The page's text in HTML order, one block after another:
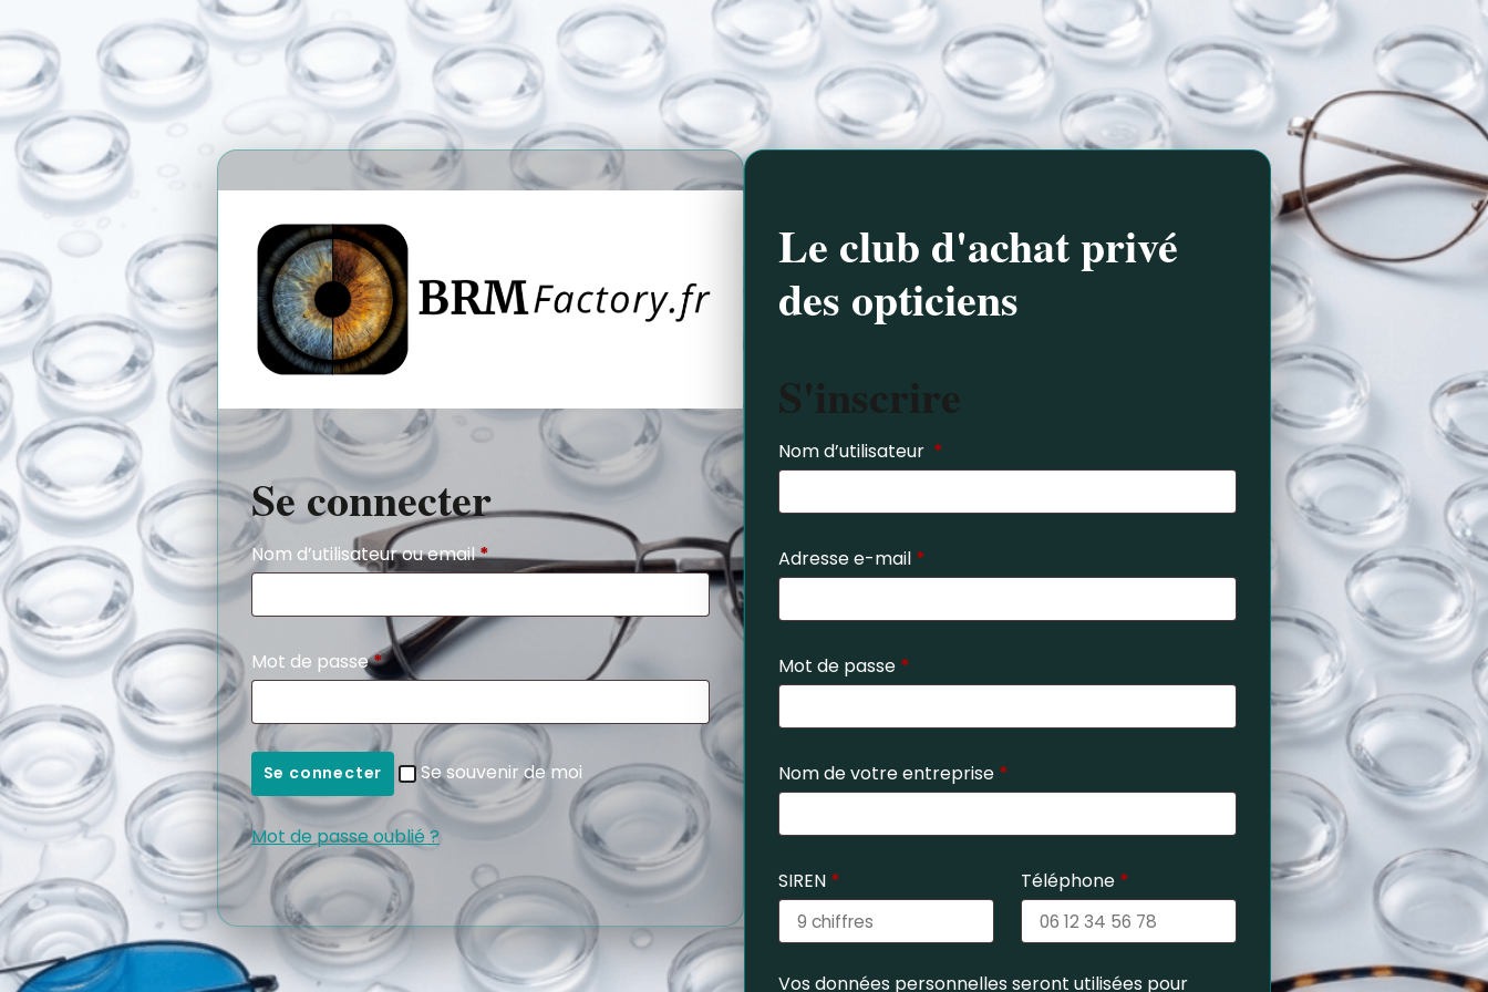
Se connecter
Nom d’utilisateur ou email*
Mot de passe*
Se connecter Se souvenir de moi
Mot de passe oublié ?
Le club d'achat privé
des opticiens
S'inscrire
Nom d’utilisateur *
Adresse e-mail *
Mot de passe *
Nom de votre entreprise *
SIREN * Téléphone *
Vos données personnelles seront utilisées pour